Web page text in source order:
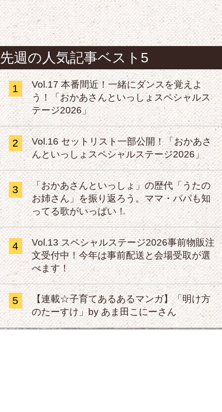
先週の人気記事ベスト5
1
Vol.17 本番間近！一緒にダンスを覚えよ
う！「おかあさんといっしょスペシャルス
テージ2026」
2
Vol.16 セットリスト一部公開！「おかあさ
んといっしょスペシャルステージ2026」
3
「おかあさんといっしょ」の歴代「うたの
お姉さん」を振り返ろう。ママ・パパも知
ってる歌がいっぱい！
4
Vol.13 スペシャルステージ2026事前物販注
文受付中！今年は事前配送と会場受取が選
べます！
5
【連載☆子育てあるあるマンガ】「明け方
のたーすけ」by あま田こにーさん